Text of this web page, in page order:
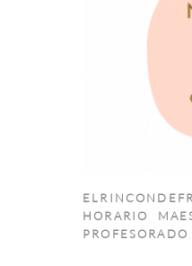
HORARIO
PROFESORADO